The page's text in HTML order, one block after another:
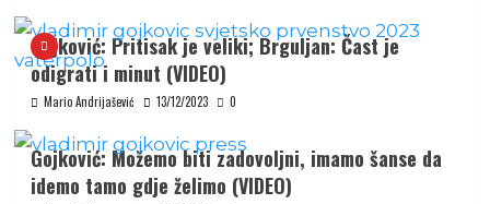
Gojković: Pritisak je veliki; Brguljan: Čast je
odigrati i minut (VIDEO)
Mario Andrijašević 13/12/2023 0
Gojković: Možemo biti zadovoljni, imamo šanse da
idemo tamo gdje želimo (VIDEO)